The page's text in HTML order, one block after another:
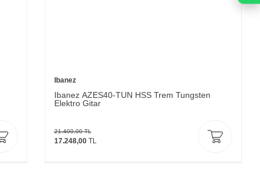
Ibanez
Ibanez AZES40-TUN HSS Trem Tungsten
Elektro Gitar
21.400,00TL
17.248,00TL